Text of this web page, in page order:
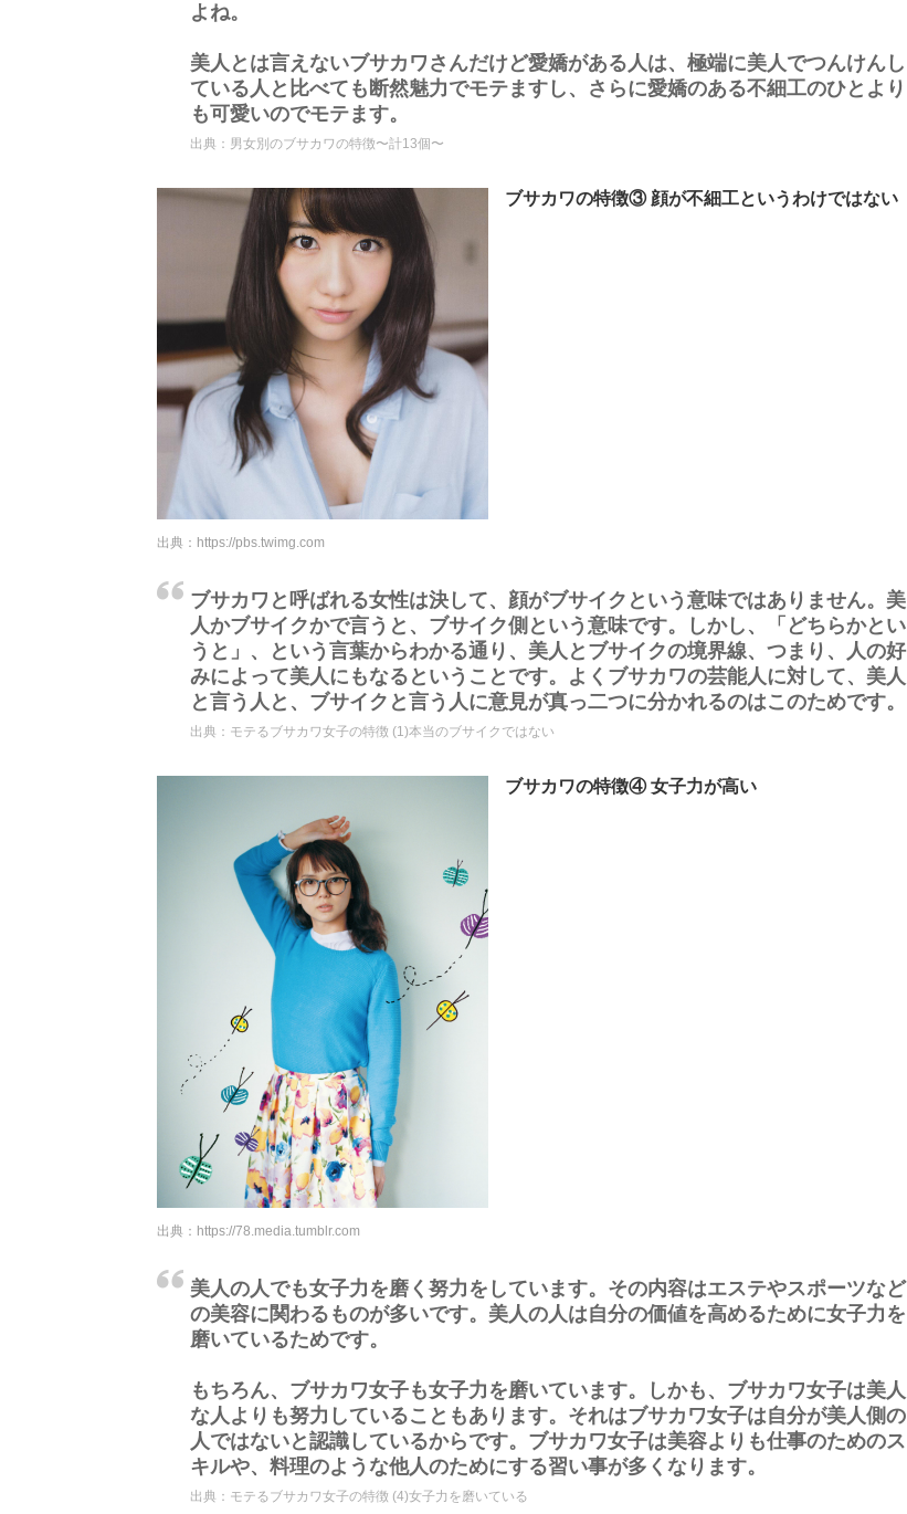
よね。
美人とは言えないブサカワさんだけど愛嬌がある人は、極端に美人でつんけんし
ている人と比べても断然魅力でモテますし、さらに愛嬌のある不細工のひとより
も可愛いのでモテます。
出典： 男女別のブサカワの特徴〜計13個〜
ブサカワの特徴③ 顔が不細工というわけではない
出典： https://pbs.twimg.com
ブサカワと呼ばれる女性は決して、顔がブサイクという意味ではありません。美
人かブサイクかで言うと、ブサイク側という意味です。しかし、「どちらかとい
うと」、という言葉からわかる通り、美人とブサイクの境界線、つまり、人の好
みによって美人にもなるということです。よくブサカワの芸能人に対して、美人
と言う人と、ブサイクと言う人に意見が真っ二つに分かれるのはこのためです。
出典： モテるブサカワ女子の特徴 (1)本当のブサイクではない
ブサカワの特徴④ 女子力が高い
出典： https://78.media.tumblr.com
美人の人でも女子力を磨く努力をしています。その内容はエステやスポーツなど
の美容に関わるものが多いです。美人の人は自分の価値を高めるために女子力を
磨いているためです。
もちろん、ブサカワ女子も女子力を磨いています。しかも、ブサカワ女子は美人
な人よりも努力していることもあります。それはブサカワ女子は自分が美人側の
人ではないと認識しているからです。ブサカワ女子は美容よりも仕事のためのス
キルや、料理のような他人のためにする習い事が多くなります。
出典： モテるブサカワ女子の特徴 (4)女子力を磨いている